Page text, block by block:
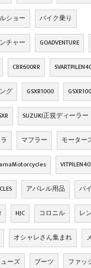
ショー バイク乗り
チャー GOADVENTURE
CBR600RR
グ GSXR1000
SUZUKI正規ディーラー
マフラー モーター
アパレル用品 バ
HJC コロニル レ
オシャレさん集まれ
ーズ ブーツ ファッ